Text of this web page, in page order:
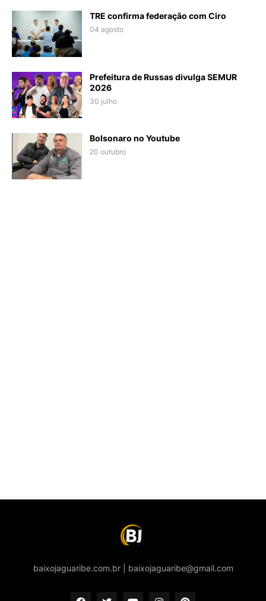
TRE confirma federação com Ciro
04 agosto
Prefeitura de Russas divulga SEMUR
2026
30 julho
Bolsonaro no Youtube
20 outubro
baixojaguaribe.com.br | baixojaguaribe@gmail.com